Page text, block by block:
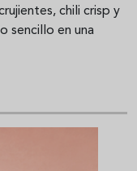
chili crisp y
sencillo en una